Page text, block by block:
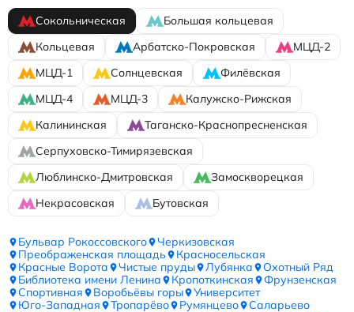
Сокольническая
Большая кольцевая
Кольцевая
Арбатско-Покровская
МЦД-2
МЦД-1
Солнцевская
Филёвская
МЦД-4
МЦД-3
Калужско-Рижская
Калининская
Таганско-Краснопресненская
Серпуховско-Тимирязевская
Люблинско-Дмитровская
Замоскворецкая
Некрасовская
Бутовская
Бульвар Рокоссовского
Черкизовская
Преображенская площадь
Красносельская
Красные Ворота
Чистые пруды Лубянка
Охотный Ряд
Библиотека имени Ленина
Кропоткинская
Фрунзенская
Спортивная
Воробьёвы горы
Университет
Юго-Западная
Тропарёво Румянцево
Саларьево